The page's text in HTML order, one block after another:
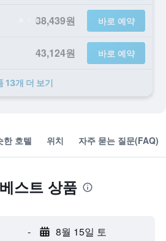
38,439원 바로 예약
43,124원 바로 예약
13개 ​더 ​보기
한 호텔 위치 자주 묻는 질문(FAQ)
스트 상품
- 8월 15일 토